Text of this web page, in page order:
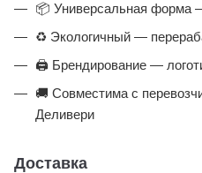
📦 Универсальная форма
♻️ Экологичный —
🖨️ Брендирование —
🚚 Совместима с
Деливери
Доставка